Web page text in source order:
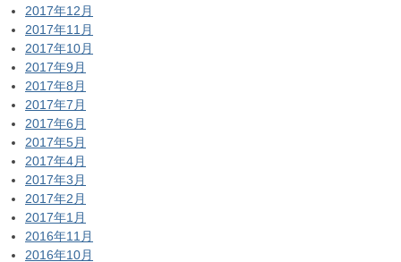
2017年12月
2017年11月
2017年10月
2017年9月
2017年8月
2017年7月
2017年6月
2017年5月
2017年4月
2017年3月
2017年2月
2017年1月
2016年11月
2016年10月